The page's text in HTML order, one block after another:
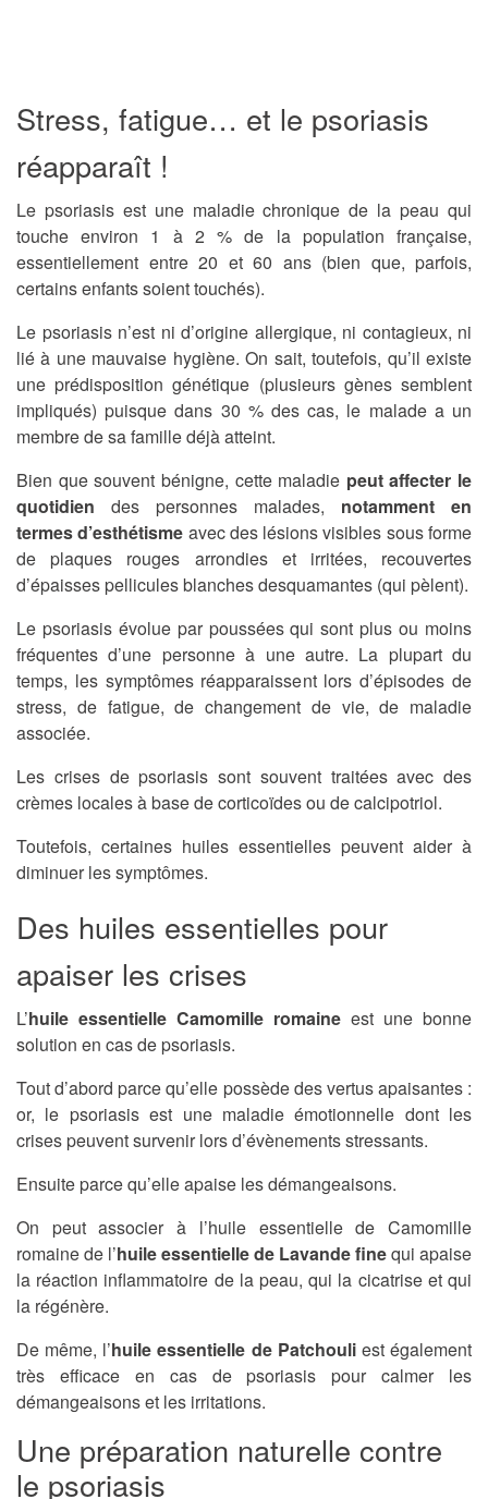
Stress, fatigue… et le psoriasis
réapparaît !
Le psoriasis est une maladie chronique de la peau qui
touche environ 1 à 2 % de la population française,
essentiellement entre 20 et 60 ans (bien que, parfois,
certains enfants soient touchés).
Le psoriasis n’est ni d’origine allergique, ni contagieux, ni
lié à une mauvaise hygiène. On sait, toutefois, qu’il existe
une prédisposition génétique (plusieurs gènes semblent
impliqués) puisque dans 30 % des cas, le malade a un
membre de sa famille déjà atteint.
Bien que souvent bénigne, cette maladie peut affecter le
quotidien des personnes malades, notamment en
termes d’esthétisme avec des lésions visibles sous forme
de plaques rouges arrondies et irritées, recouvertes
d’épaisses pellicules blanches desquamantes (qui pèlent).
Le psoriasis évolue par poussées qui sont plus ou moins
fréquentes d’une personne à une autre. La plupart du
temps, les symptômes réapparaissent lors d’épisodes de
stress, de fatigue, de changement de vie, de maladie
associée.
Les crises de psoriasis sont souvent traitées avec des
crèmes locales à base de corticoïdes ou de calcipotriol.
Toutefois, certaines huiles essentielles peuvent aider à
diminuer les symptômes.
Des huiles essentielles pour
apaiser les crises
L’huile essentielle Camomille romaine est une bonne
solution en cas de psoriasis.
Tout d’abord parce qu’elle possède des vertus apaisantes :
or, le psoriasis est une maladie émotionnelle dont les
crises peuvent survenir lors d’évènements stressants.
Ensuite parce qu’elle apaise les démangeaisons.
On peut associer à l’huile essentielle de Camomille
romaine de l’huile essentielle de Lavande finequi apaise
la réaction inflammatoire de la peau, qui la cicatrise et qui
la régénère.
De même, l’huile essentielle de Patchouli est également
très efficace en cas de psoriasis pour calmer les
démangeaisons et les irritations.
Une préparation naturelle contre
le psoriasis